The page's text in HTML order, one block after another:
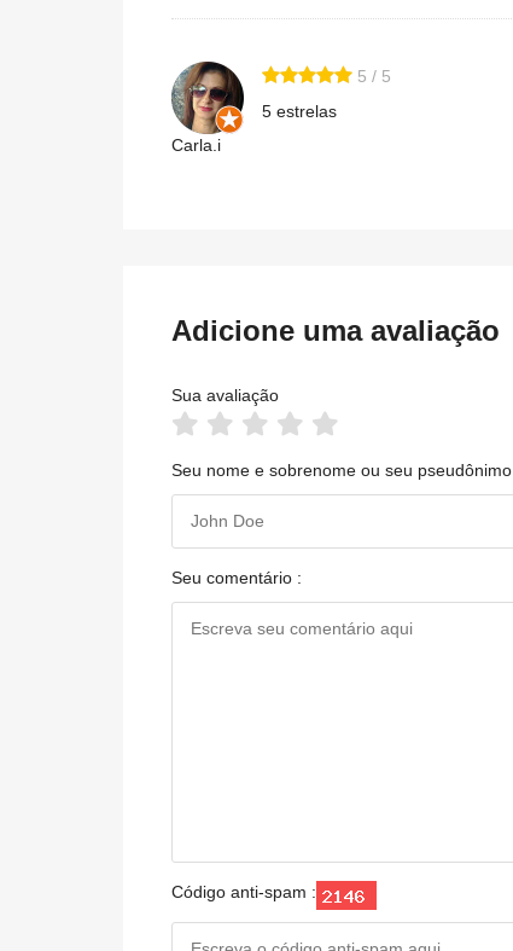
Carla.i
5 / 5
5 estrelas
Adicione uma avaliação
Sua avaliação
Seu nome e sobrenome ou seu pseudônimo
Seu comentário :
Código anti-spam :